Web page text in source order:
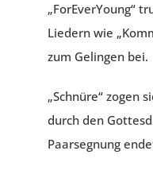
„ForEverYoung“
Liedern wie
zum Gelingen bei.
„Schnüre“ zogen
durch den
Paarsegnung